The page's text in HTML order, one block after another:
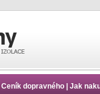
Ceník dopravného| Jak